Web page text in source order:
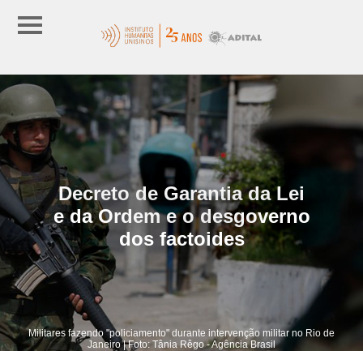
Decreto de Garantia da Lei
e da Ordem e o desgoverno
dos factoides
Militares fazendo "policiamento" durante intervenção militar no Rio de
Janeiro | Foto: Tânia Rêgo - Agência Brasil